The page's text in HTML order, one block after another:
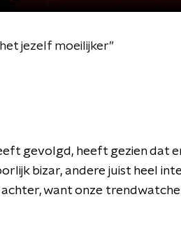
jezelf moeilijker”
gevolgd, heeft gezien dat
bizar, andere juist heel
want onze